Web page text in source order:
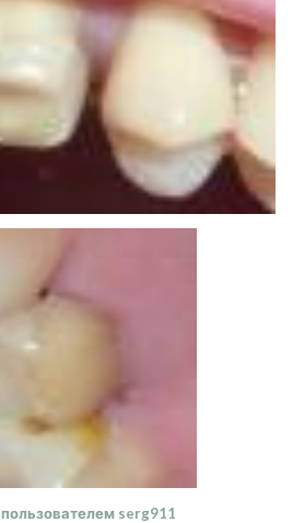
пользователем serg911